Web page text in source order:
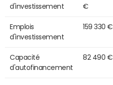
d'investissement
€
Emplois
d'investissement
159 330 €
Capacité
d'autofinancement
82 490 €